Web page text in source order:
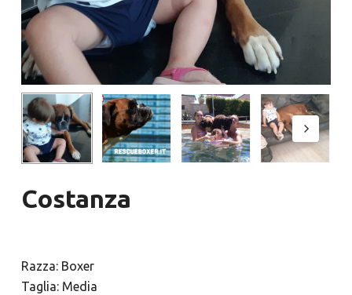
Costanza
Razza: Boxer
Taglia: Media